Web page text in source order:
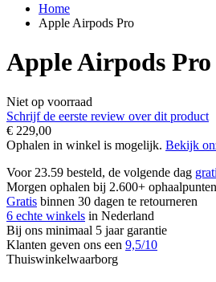
Home
Apple Airpods Pro
Apple Airpods Pro
Niet op voorraad
Schrijf de eerste review over dit product
€ 229,00
Ophalen in winkel is mogelijk. Bekijk
Voor 23.59 besteld, de volgende dag
Morgen ophalen bij 2.600+
Gratis binnen 30 dagen te retourneren
6 echte winkels in Nederland
Bij ons minimaal 5 jaar garantie
Klanten geven ons een 9,5/10
Thuiswinkelwaarborg